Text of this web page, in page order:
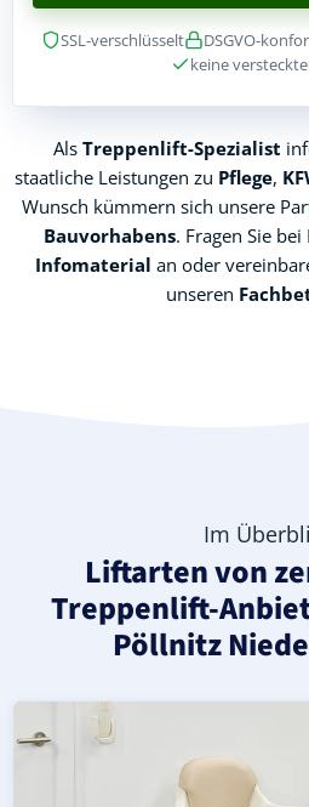
SSL-verschlüsselt DSGVO-
keine
Als Treppenlift-Spezialist
staatliche Leistungen zu Pflege,
Wunsch kümmern sich unsere
Bauvorhabens. Fragen Sie
Infomaterial an oder
unseren
Im
Liftarten von
Treppenlift-
Pöllnitz
Moderner gerader
Geprüfter, gebrauchter
Neuer Treppenlift für gerade